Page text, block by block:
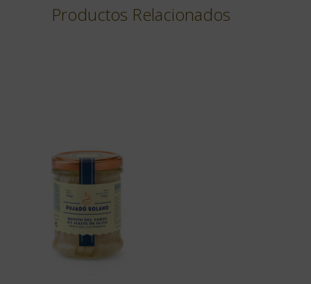
Productos Relacionados